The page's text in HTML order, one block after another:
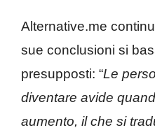
Alternative.me
sue conclusioni si
presupposti: “Le
diventare avide
aumento, il che si